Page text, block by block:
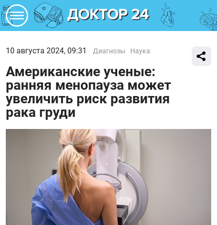
10 августа 2024, 09:31 Диагнозы Наука
Американские ученые:
ранняя менопауза может
увеличить риск развития
рака груди